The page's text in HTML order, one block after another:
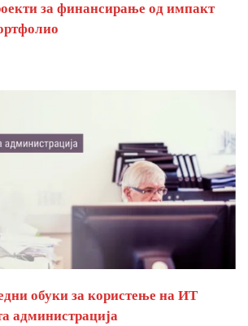
за финансирање од импакт
обуки за користење на ИТ
администрација